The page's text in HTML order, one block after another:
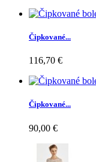
Čipkované...
116,70 €
Čipkované...
90,00 €